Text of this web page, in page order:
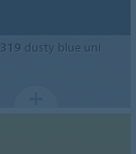
dusty blue uni